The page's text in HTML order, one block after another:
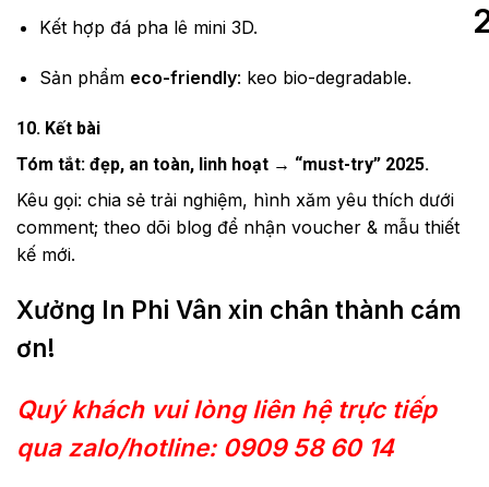
Kết hợp đá pha lê mini 3D.
Sản phẩm eco-friendly: keo bio-degradable.
10. Kết bài
Tóm tắt: đẹp, an toàn, linh hoạt → “must-try” 2025.
Kêu gọi: chia sẻ trải nghiệm, hình xăm yêu thích dưới
comment; theo dõi blog để nhận voucher & mẫu thiết
kế mới.
Xưởng In Phi Vân xin chân thành cám
ơn!
Quý khách vui lòng liên hệ trực tiếp
qua zalo/hotline: 0909 58 60 14